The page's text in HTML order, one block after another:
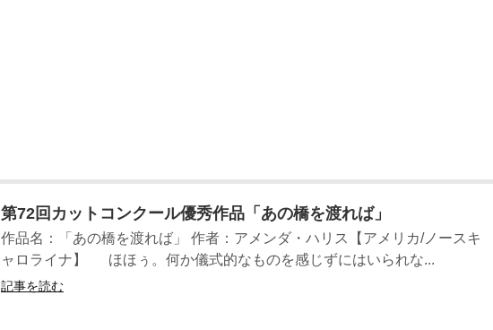
第72回カットコンクール優秀作品「あの橋を渡れば」
作品名：「あの橋を渡れば」 作者：アメンダ・ハリス【アメリカ/ノースキ
ャロライナ】 ほほぅ。何か儀式的なものを感じずにはいられな...
記事を読む